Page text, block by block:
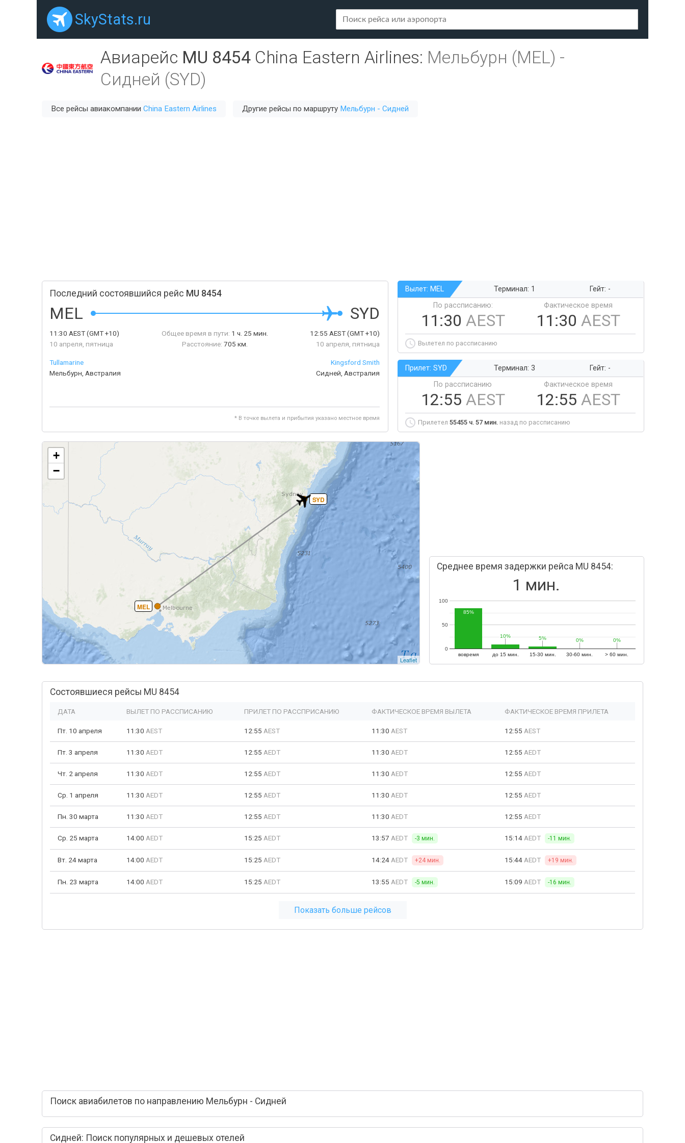
SkyStats.ru
Авиарейс MU 8454 China Eastern Airlines: Мельбурн (MEL) -
Сидней (SYD)
Все рейсы авиакомпании China Eastern Airlines Другие рейсы по маршруту Мельбурн - Сидней
Последний состоявшийся рейс MU 8454
MEL SYD
11:30 AEST(GMT +10)
10 апреля, пятница
Общее время в пути: 1 ч. 25 мин.
Расстояние: 705 км.
12:55 AEST(GMT +10)
10 апреля, пятница
Tullamarine
Мельбурн, Австралия
Kingsford Smith
Сидней, Австралия
* В точке вылета и прибытия указано местное время
Вылет: MEL Терминал: 1
Гейт: -
По рассписанию:
11:30 AEST
Фактическое время
11:30 AEST
Вылетел по рассписанию
Прилет: SYD Терминал: 3
Гейт: -
По рассписанию
12:55 AEST
Фактическое время
12:55 AEST
Прилетел 55455 ч. 57 мин. назад по рассписанию
MEL
SYD
+
−
Leaflet
Среднее время задержки рейса MU 8454:
1 мин.
вовремя до 15 мин. 15-30 мин. 30-60 мин. > 60 мин.
0
50
100
85%
10%
10% 5%
5% 0%
0% 0%
0%
Состоявшиеся рейсы MU 8454
ДАТА ВЫЛЕТ ПО РАССПИСАНИЮ ПРИЛЕТ ПО РАССПРИСАНИЮ ФАКТИЧЕСКОЕ ВРЕМЯ ВЫЛЕТА ФАКТИЧЕСКОЕ ВРЕМЯ ПРИЛЕТА
Пт. 10 апреля 11:30 AEST 12:55 AEST 11:30 AEST 12:55 AEST
Пт. 3 апреля 11:30 AEDT 12:55 AEDT 11:30 AEDT 12:55 AEDT
Чт. 2 апреля 11:30 AEDT 12:55 AEDT 11:30 AEDT 12:55 AEDT
Ср. 1 апреля 11:30 AEDT 12:55 AEDT 11:30 AEDT 12:55 AEDT
Пн. 30 марта 11:30 AEDT 12:55 AEDT 11:30 AEDT 12:55 AEDT
Ср. 25 марта 14:00 AEDT 15:25 AEDT 13:57 AEDT -3 мин. 15:14 AEDT -11 мин.
Вт. 24 марта 14:00 AEDT 15:25 AEDT 14:24 AEDT +24 мин. 15:44 AEDT +19 мин.
Пн. 23 марта 14:00 AEDT 15:25 AEDT 13:55 AEDT -5 мин. 15:09 AEDT -16 мин.
Показать больше рейсов
Поиск авиабилетов по направлению Мельбурн - Сидней
Сидней: Поиск популярных и дешевых отелей